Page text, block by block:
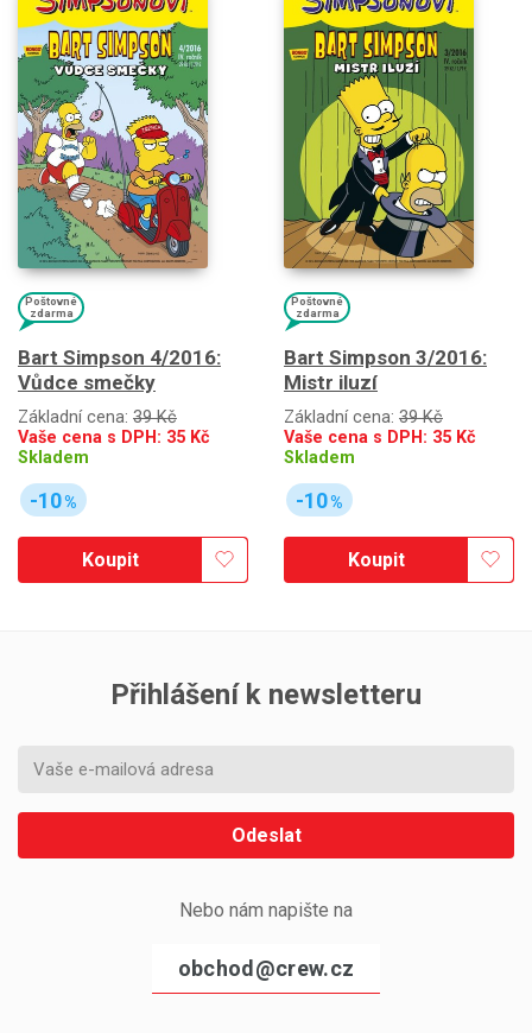
Poštovné
zdarma
Bart Simpson 4/2016:
Vůdce smečky
Základní cena: 39 Kč
Vaše cena s DPH: 35 Kč
Skladem
-10%
Koupit
Poštovné
zdarma
Bart Simpson 3/2016:
Mistr iluzí
Základní cena: 39 Kč
Vaše cena s DPH: 35 Kč
Skladem
-10%
Koupit
Přihlášení k newsletteru
Odeslat
Nebo nám napište na
obchod@crew.cz